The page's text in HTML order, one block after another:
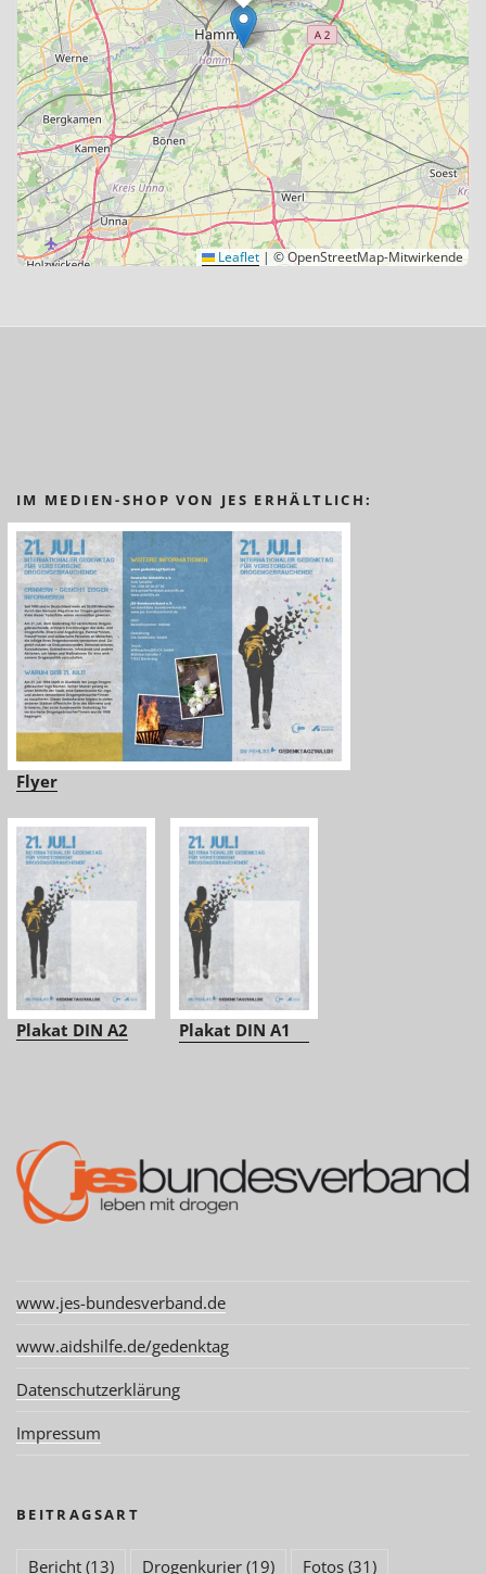
Leaflet | © OpenStreetMap-Mitwirkende
IM MEDIEN-SHOP VON JES ERHÄLTLICH:
Flyer
Plakat DIN A2 Plakat DIN A1
www.jes-bundesverband.de
www.aidshilfe.de/gedenktag
Datenschutzerklärung
Impressum
BEITRAGSART
Bericht (13) Drogenkurier (19) Fotos (31)